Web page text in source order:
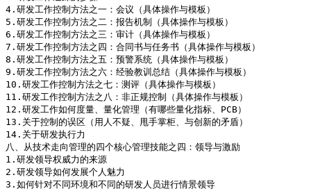
4.研发工作控制方法之一：会议（具体操作与模板）
5.研发工作控制方法之二：报告机制（具体操作与模板）
6.研发工作控制方法之三：审计（具体操作与模板）
7.研发工作控制方法之四：合同书与任务书（具体操作与模板）
8.研发工作控制方法之五：预警系统（具体操作与模板）
9.研发工作控制方法之六：经验教训总结（具体操作与模板）
10.研发工作控制方法之七：测评（具体操作与模板）
11.研发工作控制方法之八：非正规控制（具体操作与模板）
12.研发工作如何度量、量化管理（有哪些量化指标、PCB）
13.关于控制的误区（用人不疑、甩手掌柜、与创新的矛盾）
14.关于研发执行力
八、从技术走向管理的四个核心管理技能之四：领导与激励
1.研发领导权威力的来源
2.研发领导如何发展个人魅力
3.如何针对不同环境和不同的研发人员进行情景领导